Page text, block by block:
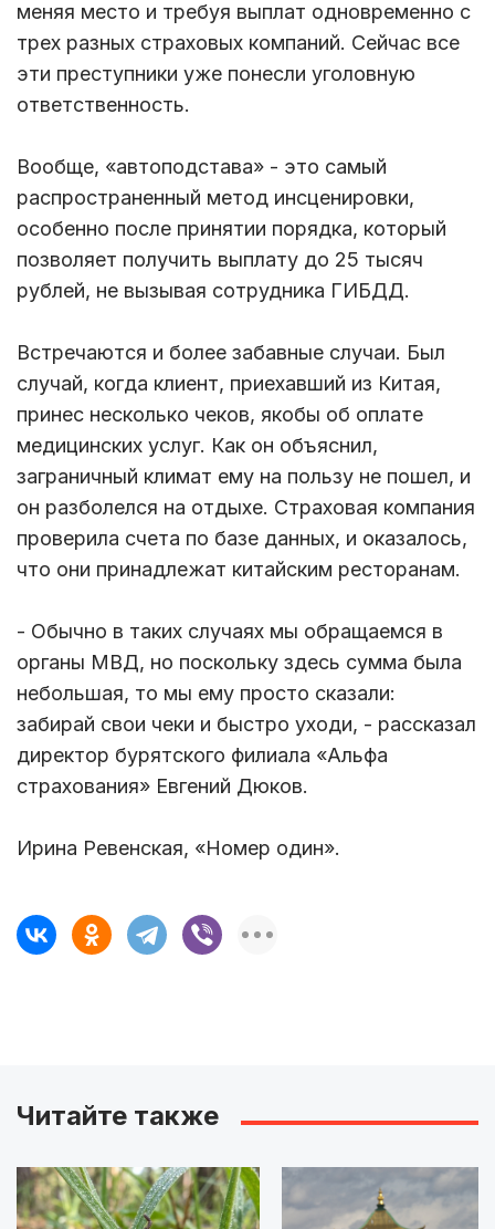
меняя место и требуя выплат одновременно с
трех разных страховых компаний. Сейчас все
эти преступники уже понесли уголовную
ответственность.
Вообще, «автоподстава» - это самый
распространенный метод инсценировки,
особенно после принятии порядка, который
позволяет получить выплату до 25 тысяч
рублей, не вызывая сотрудника ГИБДД.
Встречаются и более забавные случаи. Был
случай, когда клиент, приехавший из Китая,
принес несколько чеков, якобы об оплате
медицинских услуг. Как он объяснил,
заграничный климат ему на пользу не пошел, и
он разболелся на отдыхе. Страховая компания
проверила счета по базе данных, и оказалось,
что они принадлежат китайским ресторанам.
- Обычно в таких случаях мы обращаемся в
органы МВД, но поскольку здесь сумма была
небольшая, то мы ему просто сказали:
забирай свои чеки и быстро уходи, - рассказал
директор бурятского филиала «Альфа
страхования» Евгений Дюков.
Ирина Ревенская, «Номер один».
Читайте также